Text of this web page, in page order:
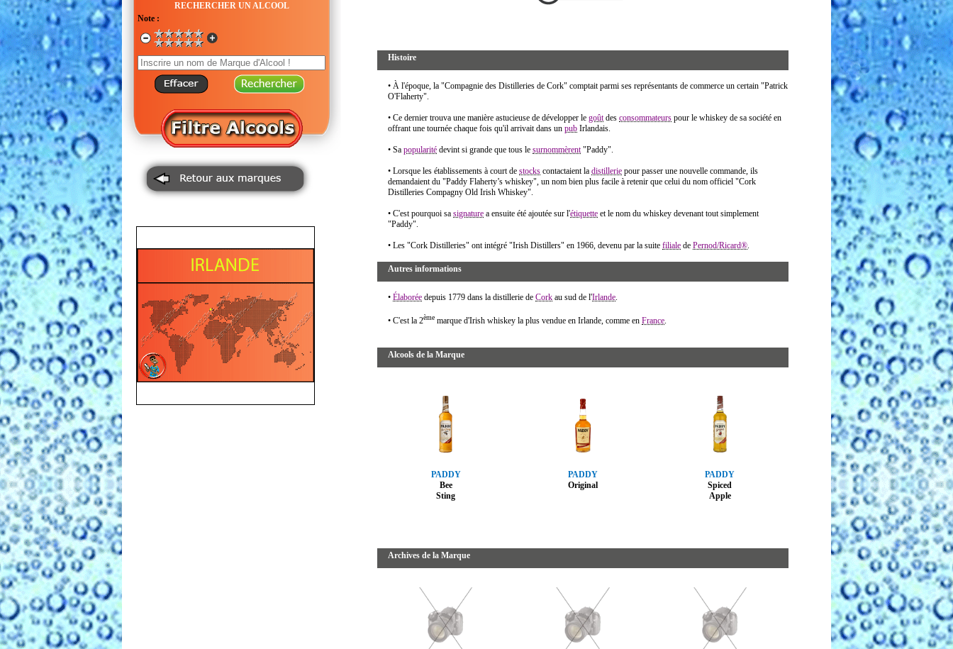
RECHERCHER UN ALCOOL
Note :
Histoire
• À l'époque, la "Compagnie des Distilleries de Cork" comptait parmi ses représentants de commerce un certain "Patrick
O'Flaherty".
• Ce dernier trouva une manière astucieuse de développer le goûtdes consommateurs pour le whiskey de sa société en
offrant une tournée chaque fois qu'il arrivait dans un pub Irlandais.
• Sa popularité devint si grande que tous le surnommèrent"Paddy".
• Lorsque les établissements à court de stocks contactaient la distillerie pour passer une nouvelle commande, ils
demandaient du "Paddy Flaherty’s whiskey", un nom bien plus facile à retenir que celui du nom officiel "Cork
Distilleries Compagny Old Irish Whiskey".
• C'est pourquoi sa signature a ensuite été ajoutée sur l'étiquette et le nom du whiskey devenant tout simplement
"Paddy".
• Les "Cork Distilleries" ont intégré "Irish Distillers" en 1966, devenu par la suite filiale de Pernod/Ricard®.
Autres informations
• Élaborée depuis 1779 dans la distillerie de Cork au sud de l'Irlande.
• C'est la 2ème marque d'Irish whiskey la plus vendue en Irlande, comme en France.
Alcools de la Marque
PADDY
Bee
Sting
PADDY
Original
PADDY
Spiced
Apple
Archives de la Marque